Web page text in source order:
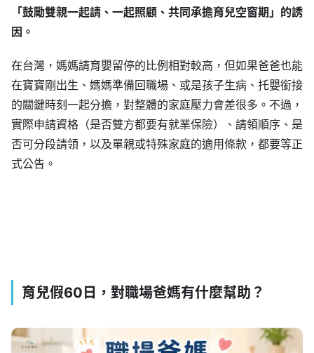
「鼓勵雙親一起請、一起照顧、共同承擔育兒空窗期」的誘
因。
在台灣，媽媽請育嬰留停的比例相對較高，但如果爸爸也能
在寶寶剛出生、媽媽準備回職場、或是孩子生病、托嬰銜接
的關鍵時刻一起分擔，對整體的家庭壓力會差很多。不過，
實際申請資格（是否雙方都要有就業保險）、請領順序、是
否可分段請領，以及單親或特殊家庭的適用條款，都要等正
式公告。
育兒假60日，對職場爸媽有什麼幫助？